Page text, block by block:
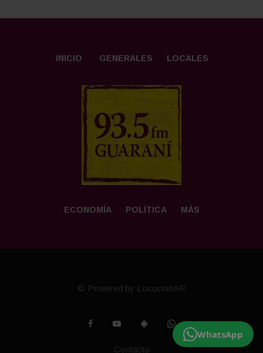
WhatsApp
INICIO GENERALES LOCALES
ECONOMÍA POLÍTICA MÁS
© Powered by LocucionAR
Contacto